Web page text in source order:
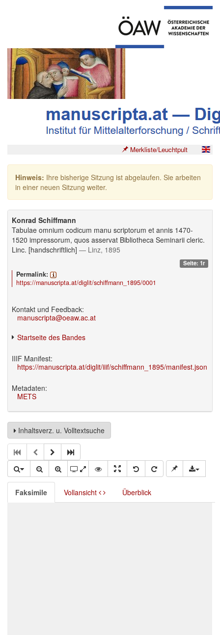
Merkliste/Leuchtpult
Hinweis: Ihre bisherige Sitzung ist abgelaufen. Sie arbeiten
in einer neuen Sitzung weiter.
Konrad Schiffmann
Tabulae omnium codicum manu scriptorum et annis 1470-
1520 impressorum, quos asservat Bibliotheca Seminarii cleric.
Linc. [handschriftlich] — Linz, 1895
Seite: 1r
Permalink:
https://manuscripta.at/diglit/schiffmann_1895/0001
Kontakt und Feedback:
manuscripta@oeaw.ac.at
Startseite des Bandes
IIIF Manifest:
https://manuscripta.at/diglit/iiif/schiffmann_1895/manifest.json
Metadaten:
METS
Inhaltsverz. u. Volltextsuche
Faksimile Vollansicht Überblick